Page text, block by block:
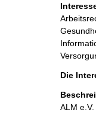
Die
ALM